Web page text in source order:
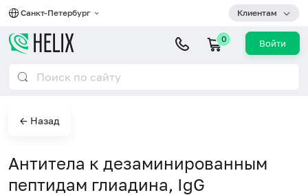
Санкт-Петербург Клиентам
0 Войти
← Назад
Антитела к дезаминированным
пептидам глиадина, IgG